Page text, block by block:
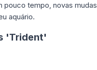
pouco tempo, novas mudas
aquário.
'Trident'